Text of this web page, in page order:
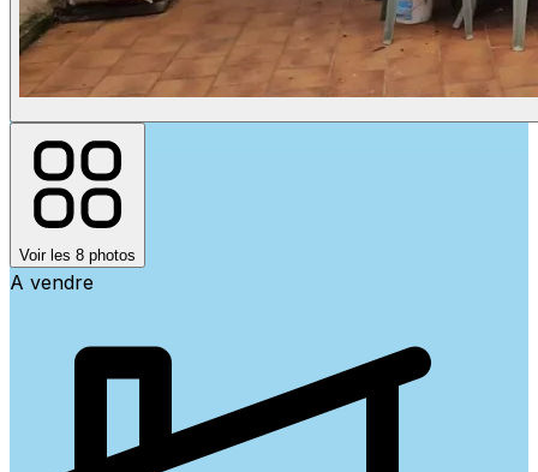
Voir les 8 photos
A vendre